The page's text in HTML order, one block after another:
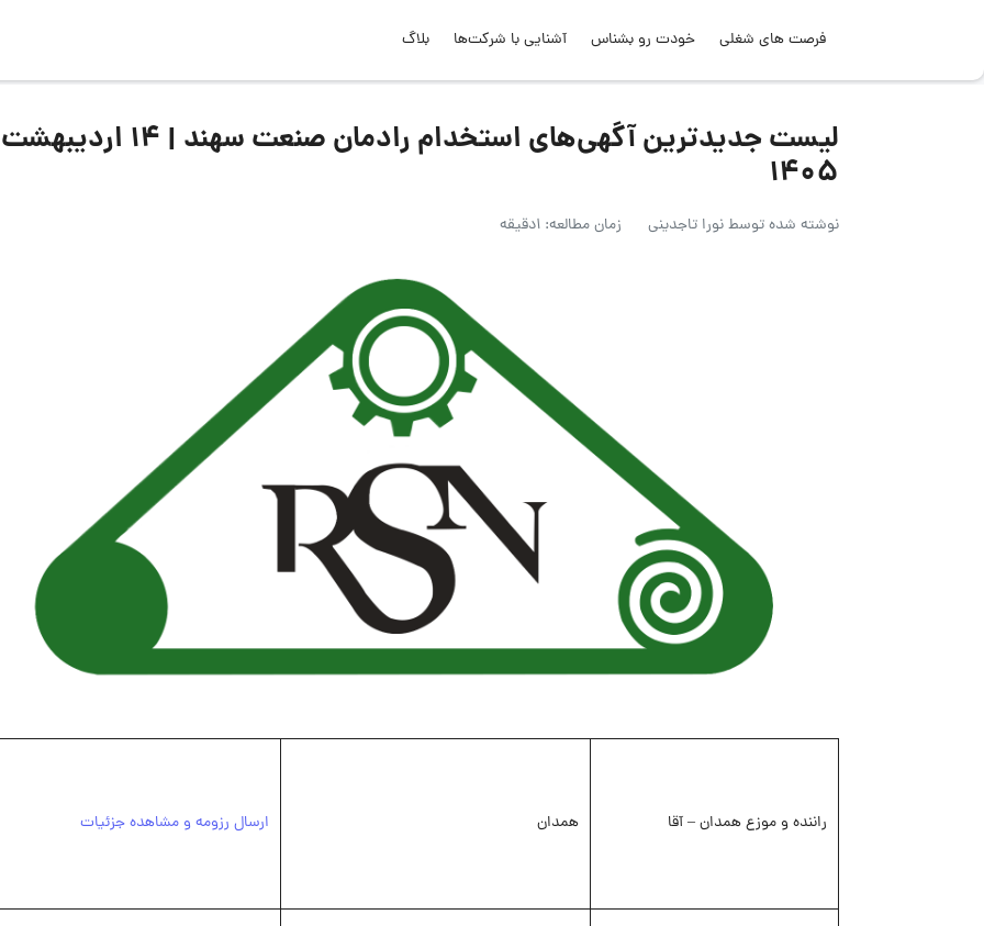
فرصت های شغلی خودت رو بشناس آشنایی با شرکت‌ها بلاگ
لیست جدیدترین آگهی‌های استخدام رادمان صنعت سهند | 14 اردیبهشت
1405
نوشته شده توسطنورا تاجدینی زمان مطالعه: 1دقیقه
راننده و موزع همدان – آقا همدان ارسال رزومه و مشاهده جزئیات